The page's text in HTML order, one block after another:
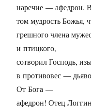
наречие — афедрон. В
том мудрость Божья,
грешного члена
и птицкого,
сотворил Господь,
в противовес —
От Бога —
афедрон! Отец